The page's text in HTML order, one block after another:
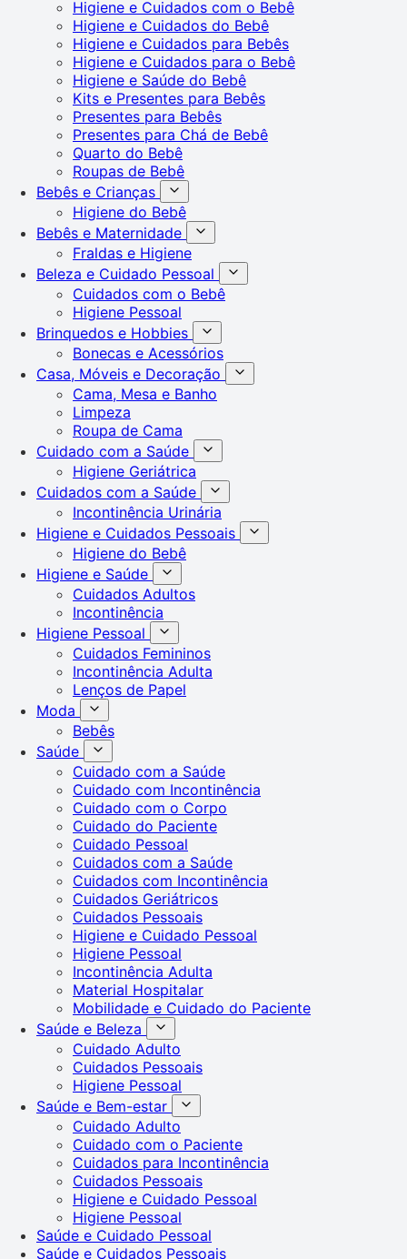
Higiene e Cuidados com o Bebê
Higiene e Cuidados do Bebê
Higiene e Cuidados para Bebês
Higiene e Cuidados para o Bebê
Higiene e Saúde do Bebê
Kits e Presentes para Bebês
Presentes para Bebês
Presentes para Chá de Bebê
Quarto do Bebê
Roupas de Bebê
Bebês e Crianças
Higiene do Bebê
Bebês e Maternidade
Fraldas e Higiene
Beleza e Cuidado Pessoal
Cuidados com o Bebê
Higiene Pessoal
Brinquedos e Hobbies
Bonecas e Acessórios
Casa, Móveis e Decoração
Cama, Mesa e Banho
Limpeza
Roupa de Cama
Cuidado com a Saúde
Higiene Geriátrica
Cuidados com a Saúde
Incontinência Urinária
Higiene e Cuidados Pessoais
Higiene do Bebê
Higiene e Saúde
Cuidados Adultos
Incontinência
Higiene Pessoal
Cuidados Femininos
Incontinência Adulta
Lenços de Papel
Moda
Bebês
Saúde
Cuidado com a Saúde
Cuidado com Incontinência
Cuidado com o Corpo
Cuidado do Paciente
Cuidado Pessoal
Cuidados com a Saúde
Cuidados com Incontinência
Cuidados Geriátricos
Cuidados Pessoais
Higiene e Cuidado Pessoal
Higiene Pessoal
Incontinência Adulta
Material Hospitalar
Mobilidade e Cuidado do Paciente
Saúde e Beleza
Cuidado Adulto
Cuidados Pessoais
Higiene Pessoal
Saúde e Bem-estar
Cuidado Adulto
Cuidado com o Paciente
Cuidados para Incontinência
Cuidados Pessoais
Higiene e Cuidado Pessoal
Higiene Pessoal
Saúde e Cuidado Pessoal
Saúde e Cuidados Pessoais